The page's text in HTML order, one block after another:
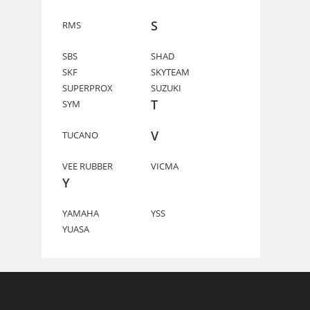
RMS S
SBS
SHAD
SKF
SKYTEAM
SUPERPROX
SUZUKI
SYM
T
TUCANO V
VEE RUBBER VICMA
Y
YAMAHA
YSS
YUASA